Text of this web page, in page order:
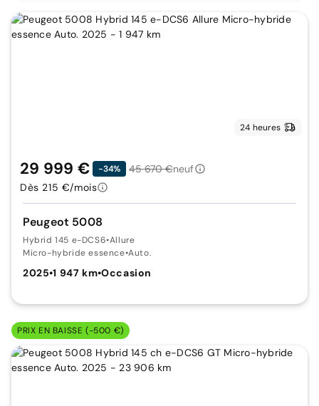
24 heures
Peugeot 5008
Hybrid 145 e-DCS6•Allure
Micro-hybride essence•Auto.
2025•1 947 km•Occasion
29 999 € -34% 45 670 €neuf
Dès 215 €/mois
PRIX EN BAISSE (-500 €)